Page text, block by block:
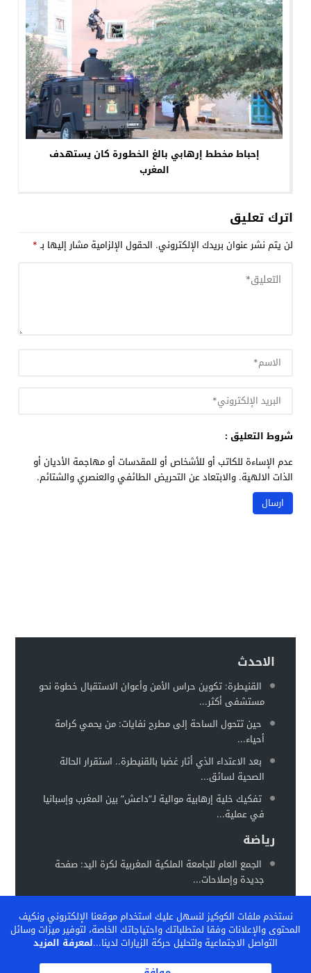
إحباط مخطط إرهابي بالغ الخطورة كان يستهدف
المغرب
اترك تعليق
لن يتم نشر عنوان بريدك الإلكتروني. الحقول الإلزامية مشار إليها بـ*
شروط التعليق :
عدم الإساءة للكاتب أو للأشخاص أو للمقدسات أو مهاجمة الأديان أو
الذات الالهية. والابتعاد عن التحريض الطائفي والعنصري والشتائم.
الاحدث
القنيطرة: تكوين حراس الأمن وأعوان الاستقبال خطوة نحو
مستشفى أكثر...
حين تتحول الساحة إلى مطرح نفايات: من يحمي كرامة
أحياء...
بعد الاعتداء الذي أثار غضبا بالقنيطرة.. استقرار الحالة
الصحية لسائق...
تفكيك خلية إرهابية موالية لـ”داعش” بين المغرب وإسبانيا
في عملية...
رياضة
الجمع العام للجامعة الملكية المغربية لكرة اليد: صفحة
جديدة وإصلاحات...
جديد خلال...
الفيفا تشيد بالنموذج المغربي لتكوين المواهب… والمغرب
نستخدم ملفات الكوكيز لنسهل عليك استخدام موقعنا الإلكتروني ونكيف
المحتوى والإعلانات وفقا لمتطلباتك واحتياجاتك الخاصة، لتوفير ميزات وسائل
التواصل الاجتماعية ولتحليل حركة الزيارات لدينا...لمعرفة المزيد